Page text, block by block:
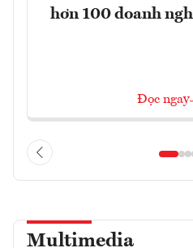
hơn 100 doanh
Đọc ngay
Multimedia